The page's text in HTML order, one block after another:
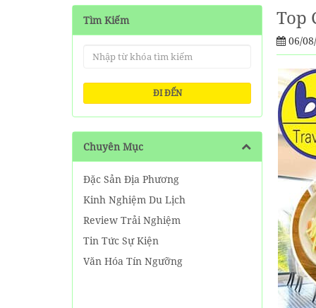
Tìm Kiếm
ĐI ĐẾN
Chuyên Mục
Đặc Sản Địa Phương
Kinh Nghiệm Du Lịch
Review Trải Nghiệm
Tin Tức Sự Kiện
Văn Hóa Tín Ngưỡng
Top
06/